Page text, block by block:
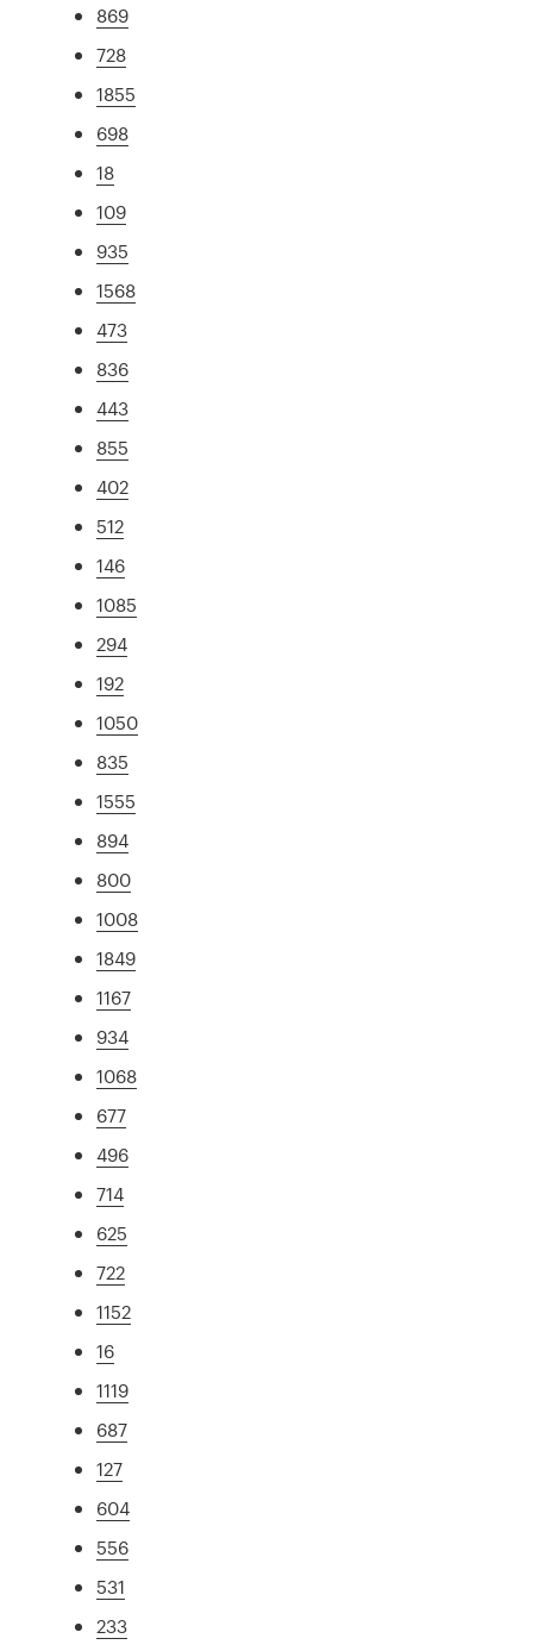
869
728
1855
698
18
109
935
1568
473
836
443
855
402
512
146
1085
294
192
1050
835
1555
894
800
1008
1849
1167
934
1068
677
496
714
625
722
1152
16
1119
687
127
604
556
531
233